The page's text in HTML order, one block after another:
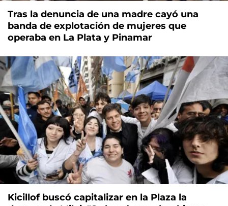
Tras la denuncia de una madre cayó una
banda de explotación de mujeres que
operaba en La Plata y Pinamar
Kicillof buscó capitalizar en la Plaza la